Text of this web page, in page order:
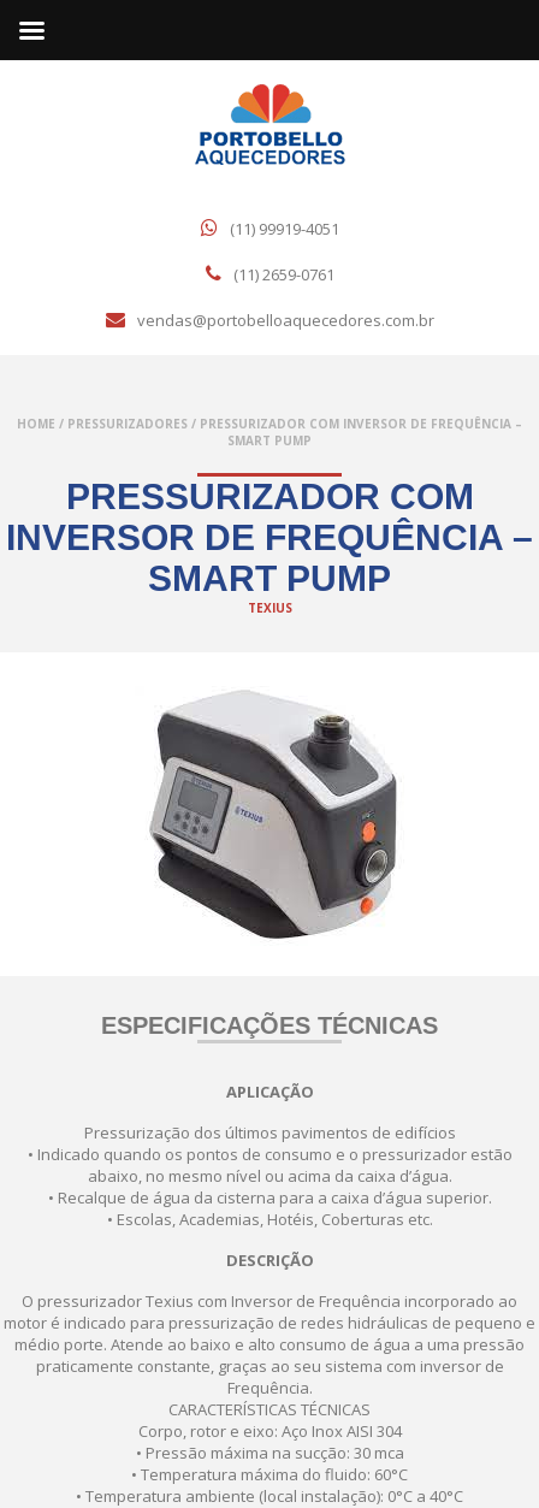
(11) 99919-4051
(11) 2659-0761
vendas@portobelloaquecedores.com.br
HOME / PRESSURIZADORES / PRESSURIZADOR COM INVERSOR DE FREQUÊNCIA –
SMART PUMP
PRESSURIZADOR COM
INVERSOR DE FREQUÊNCIA –
SMART PUMP
TEXIUS
ESPECIFICAÇÕES TÉCNICAS
APLICAÇÃO
Pressurização dos últimos pavimentos de edifícios
• Indicado quando os pontos de consumo e o pressurizador estão
abaixo, no mesmo nível ou acima da caixa d’água.
• Recalque de água da cisterna para a caixa d’água superior.
• Escolas, Academias, Hotéis, Coberturas etc.
DESCRIÇÃO
O pressurizador Texius com Inversor de Frequência incorporado ao
motor é indicado para pressurização de redes hidráulicas de pequeno e
médio porte. Atende ao baixo e alto consumo de água a uma pressão
praticamente constante, graças ao seu sistema com inversor de
Frequência.
CARACTERÍSTICAS TÉCNICAS
Corpo, rotor e eixo: Aço Inox AISI 304
• Pressão máxima na sucção: 30 mca
• Temperatura máxima do fluido: 60°C
• Temperatura ambiente (local instalação): 0°C a 40°C